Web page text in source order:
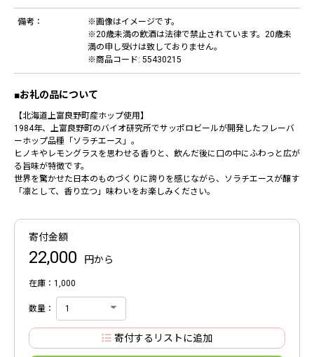
備考：
※画像はイメージです。
※20歳未満の飲酒は法律で禁止されています。20歳未
満の申し受けは致しておりません。
※商品コード: 55430215
■お礼の品について
【北海道上富良野町産ホップ使用】
1984年、上富良野町のバイオ研究所でサッポロビールが開発したフレーバ
ーホップ品種「ソラチエース」。
ヒノキやレモングラスを思わせる香りと、飲んだ後に口の中にふわっと広が
る旨味が特徴です。
世界を驚かせた日本のものづくりに誇りを感じながら、ソラチエースが醸す
「凛として、香り立つ」味わいをお楽しみください。
寄付金額
22,000 円から
在庫：1,000
数量：
寄付するリストに追加